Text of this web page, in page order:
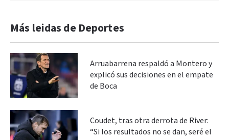
Más leidas de Deportes
Arruabarrena respaldó a Montero y
explicó sus decisiones en el empate
de Boca
Coudet, tras otra derrota de River:
“Si los resultados no se dan, seré el